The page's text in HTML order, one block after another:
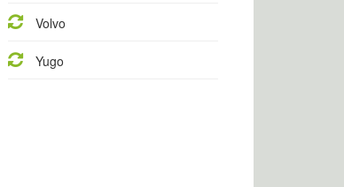
Volvo
Yugo